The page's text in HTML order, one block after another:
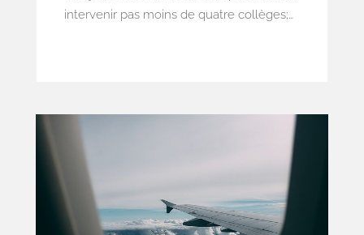
intervenir pas moins de quatre collèges;